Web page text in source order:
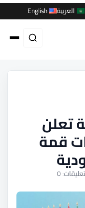
العربية English
تعلن
قمة
0